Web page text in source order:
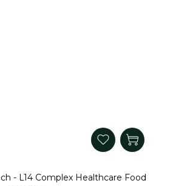
- L14 Complex Healthcare Food